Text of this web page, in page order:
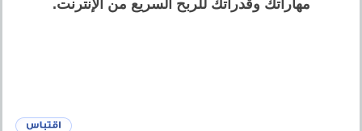
مهاراتك وقدراتك للربح السريع من الإنترنت.